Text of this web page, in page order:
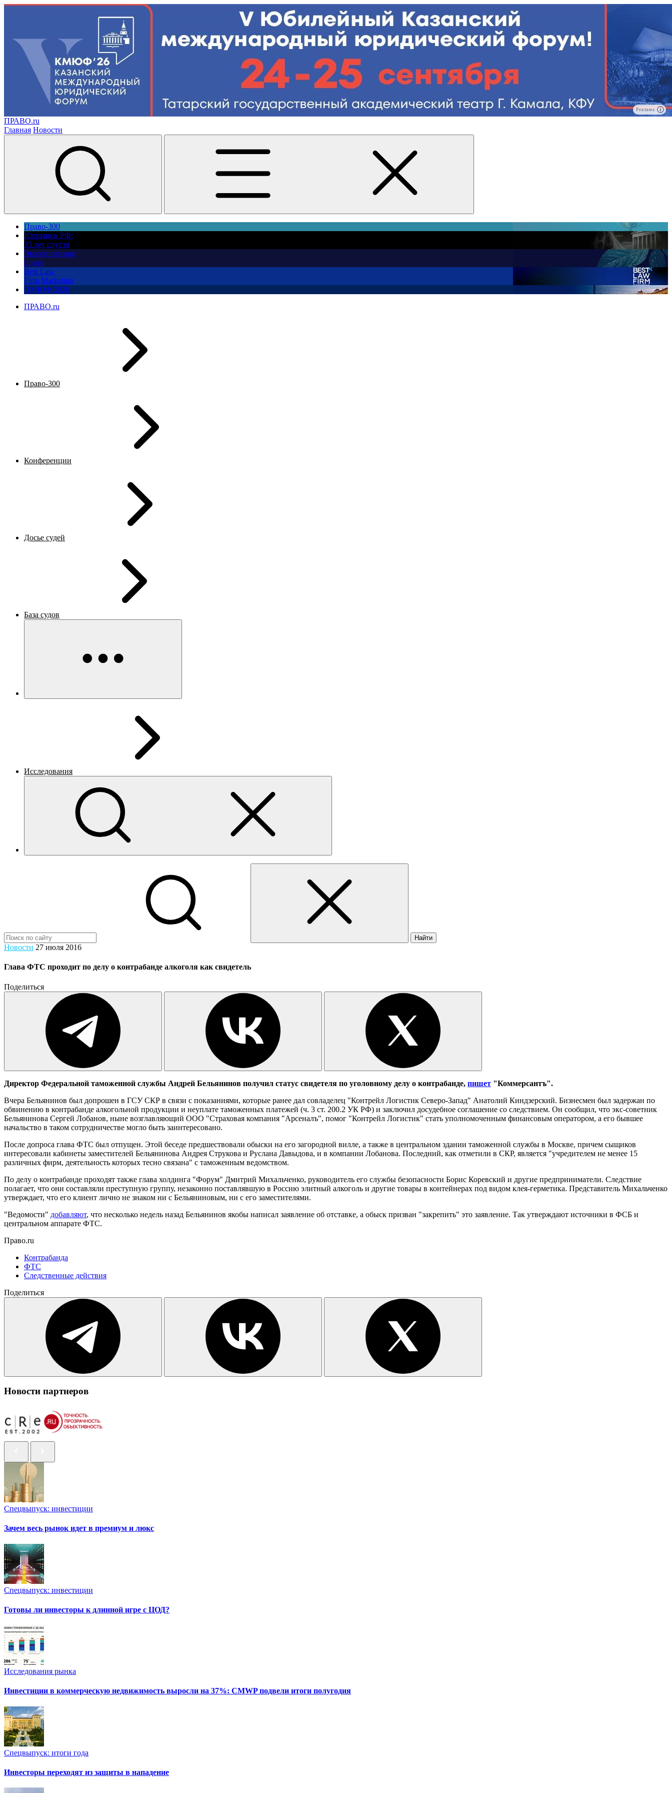
Реклама
ПРАВО.ru
Главная Новости
Право-300
Юррынок РФ:
35 лет спустя
Экологическое
право
Best Law
Firm Marketing
ПМЮФ 2026
ПРАВО.ru
Право-300
Конференции
Досье судей
База судов
Исследования
Найти
Новости 27 июля 2016
Глава ФТС проходит по делу о контрабанде алкоголя как свидетель
Поделиться
Директор Федеральной таможенной службы Андрей Бельянинов получил статус свидетеля по уголовному делу о контрабанде, пишет "Коммерсантъ".
Вчера Бельянинов был допрошен в ГСУ СКР в связи с показаниями, которые ранее дал совладелец "Контрейл Логистик Северо-Запад" Анатолий Киндзерский. Бизнесмен был задержан по
обвинению в контрабанде алкогольной продукции и неуплате таможенных платежей (ч. 3 ст. 200.2 УК РФ) и заключил досудебное соглашение со следствием. Он сообщил, что экс-советник
Бельянинова Сергей Лобанов, ныне возглавляющий ООО "Страховая компания "Арсеналъ", помог "Контрейл Логистик" стать уполномоченным финансовым оператором, а его бывшее
начальство в таком сотрудничестве могло быть заинтересовано.
После допроса глава ФТС был отпущен. Этой беседе предшествовали обыски на его загородной вилле, а также в центральном здании таможенной службы в Москве, причем сыщиков
интересовали кабинеты заместителей Бельянинова Андрея Струкова и Руслана Давыдова, и в компании Лобанова. Последний, как отметили в СКР, является "учредителем не менее 15
различных фирм, деятельность которых тесно связана" с таможенным ведомством.
По делу о контрабанде проходят также глава холдинга "Форум" Дмитрий Михальченко, руководитель его службы безопасности Борис Коревский и другие предприниматели. Следствие
полагает, что они составляли преступную группу, незаконно поставлявшую в Россию элитный алкоголь и другие товары в контейнерах под видом клея-герметика. Представитель Михальченко
утверждает, что его клиент лично не знаком ни с Бельяниновым, ни с его заместителями.
"Ведомости" добавляют, что несколько недель назад Бельянинов якобы написал заявление об отставке, а обыск призван "закрепить" это заявление. Так утверждают источники в ФСБ и
центральном аппарате ФТС.
Право.ru
Контрабанда
ФТС
Следственные действия
Поделиться
Новости партнеров
Спецвыпуск: инвестиции
Зачем весь рынок идет в премиум и люкс
Спецвыпуск: инвестиции
Готовы ли инвесторы к длинной игре с ЦОД?
Исследования рынка
Инвестиции в коммерческую недвижимость выросли на 37%: CMWP подвели итоги полугодия
Спецвыпуск: итоги года
Инвесторы переходят из защиты в нападение